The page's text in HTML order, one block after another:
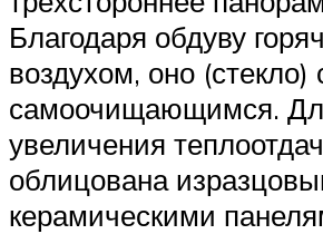
Благодаря обдуву
воздухом, оно (стекло)
самоочищающимся.
увеличения
облицована
керамическими